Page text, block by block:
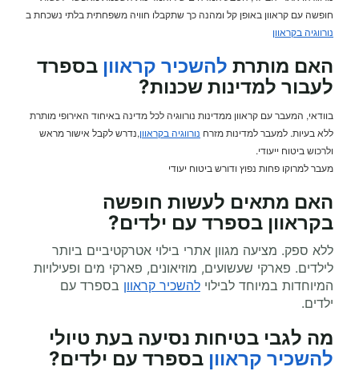
חופשה עם קראוון באופן קל ומהנה כך שתקבלו חוויה משפחתית בלתי נשכחת ב
נורווגיה בקראוון
האם מותרת להשכיר קראוון בספרד
לעבור למדינות שכנות?
בוודאי, המעבר עם קראוון ממדינות נורווגיה לכל מדינה באיחוד האירופי מותרת
ללא בעיות. למעבר למדינות מזרח נורווגיה בקראוון,נדרש לקבל אישור מראש
ולרכוש ביטוח ייעודי.
מעבר למרוקו פחות נפוץ ודורש ביטוח יעודי
האם מתאים לעשות חופשה
בקראוון בספרד עם ילדים?
ללא ספק. מציעה מגוון אתרי בילוי אטרקטיביים ביותר
לילדים. פארקי שעשועים, מוזיאונים, פארקי מים ופעילויות
המיוחדות במיוחד לבילוי להשכיר קראוון בספרד עם
ילדים.
מה לגבי בטיחות נסיעה בעת טיולי
להשכיר קראוון בספרד עם ילדים?